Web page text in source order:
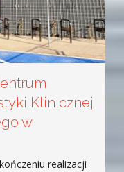
Klinicznej
w
realizacji